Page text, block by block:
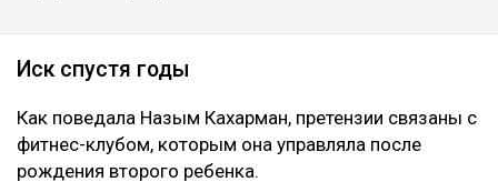
Иск спустя годы
Как поведала Назым Кахарман, претензии связаны с
фитнес-клубом, которым она управляла после
рождения второго ребенка.